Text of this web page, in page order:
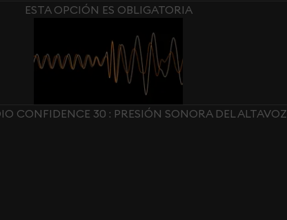
ESTA OPCIÓN ES OBLIGATORIA
CONFIDENCE 30 : PRESIÓN SONORA DEL ALTAVOZ